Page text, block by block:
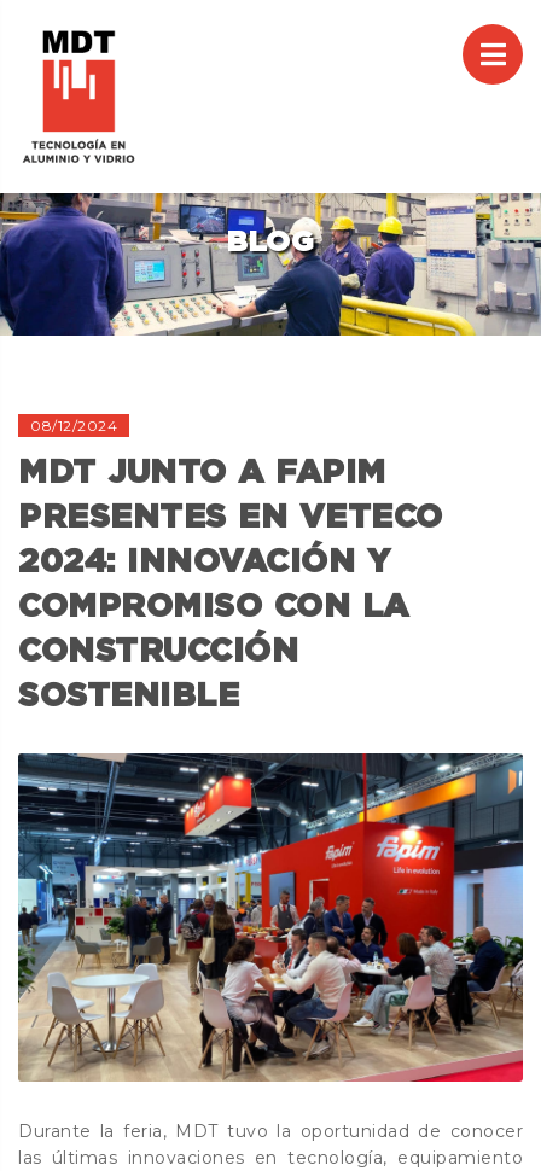
BLOG
08/12/2024
MDT JUNTO A FAPIM
PRESENTES EN VETECO
2024: INNOVACIÓN Y
COMPROMISO CON LA
CONSTRUCCIÓN
SOSTENIBLE
Durante la feria, MDT tuvo la oportunidad de conocer
las últimas innovaciones en tecnología, equipamiento